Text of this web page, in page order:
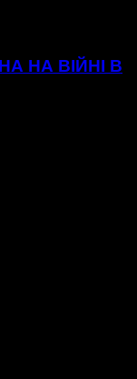
НА ВІЙНІ В